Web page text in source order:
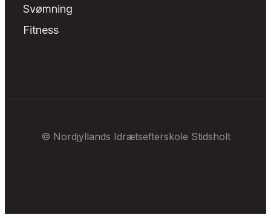
Svømning
Fitness
© Nordjyllands Idrætsefterskole Stidsholt